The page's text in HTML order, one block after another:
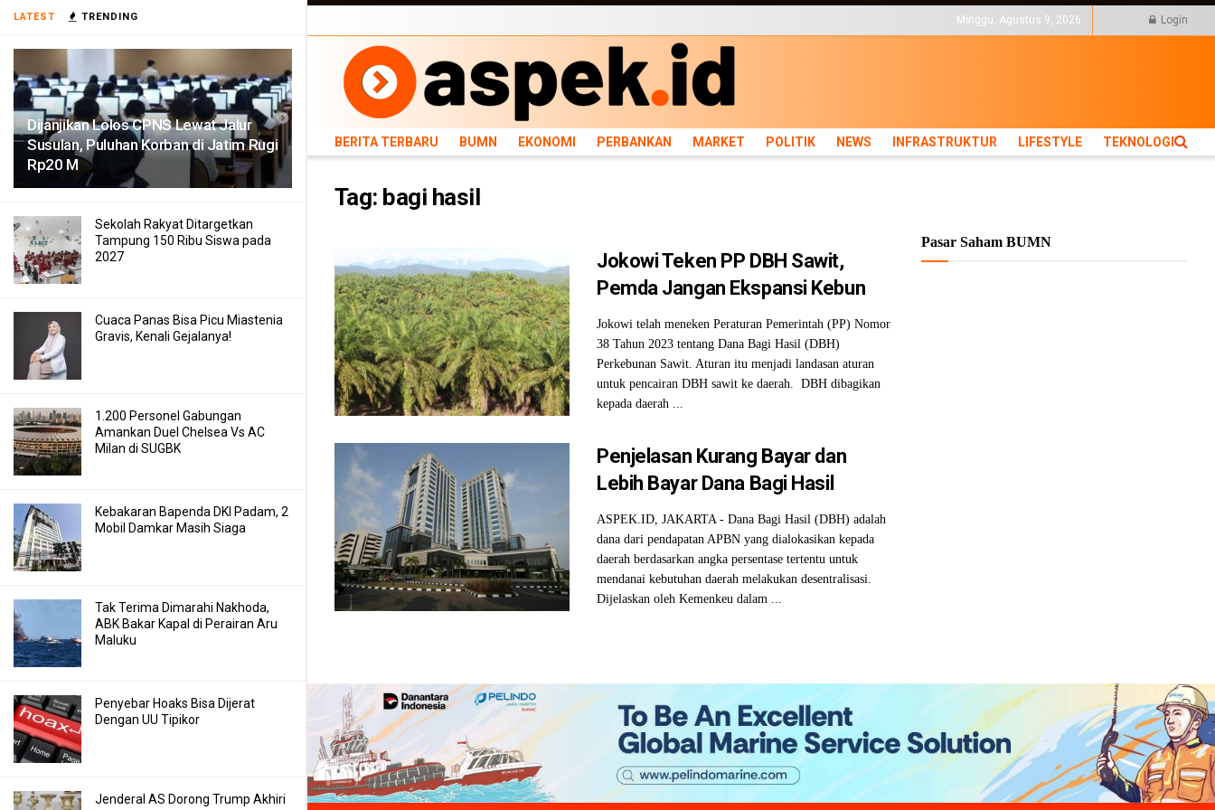
LATEST TRENDING
Dijanjikan Lolos CPNS Lewat Jalur
Susulan, Puluhan Korban di Jatim Rugi
Rp20 M
Sekolah Rakyat Ditargetkan
Tampung 150 Ribu Siswa pada
2027
Cuaca Panas Bisa Picu Miastenia
Gravis, Kenali Gejalanya!
1.200 Personel Gabungan
Amankan Duel Chelsea Vs AC
Milan di SUGBK
Kebakaran Bapenda DKI Padam, 2
Mobil Damkar Masih Siaga
Tak Terima Dimarahi Nakhoda,
ABK Bakar Kapal di Perairan Aru
Maluku
Penyebar Hoaks Bisa Dijerat
Dengan UU Tipikor
Jenderal AS Dorong Trump Akhiri
BERITA TERBARU BUMN EKONOMI PERBANKAN MARKET POLITIK NEWS INFRASTRUKTUR LIFESTYLE
TEKNOLOGI
Minggu, Agustus 9, 2026 Login
BERITA TERBARU BUMN EKONOMI PERBANKAN MARKET POLITIK NEWS INFRASTRUKTUR LIFESTYLE TEKNOLOGI
Tag: bagi hasil
Jokowi Teken PP DBH Sawit,
Pemda Jangan Ekspansi Kebun
Jokowi telah meneken Peraturan Pemerintah (PP) Nomor
38 Tahun 2023 tentang Dana Bagi Hasil (DBH)
Perkebunan Sawit. Aturan itu menjadi landasan aturan
untuk pencairan DBH sawit ke daerah. DBH dibagikan
kepada daerah ...
Penjelasan Kurang Bayar dan
Lebih Bayar Dana Bagi Hasil
ASPEK.ID, JAKARTA - Dana Bagi Hasil (DBH) adalah
dana dari pendapatan APBN yang dialokasikan kepada
daerah berdasarkan angka persentase tertentu untuk
mendanai kebutuhan daerah melakukan desentralisasi.
Dijelaskan oleh Kemenkeu dalam ...
Pasar Saham BUMN